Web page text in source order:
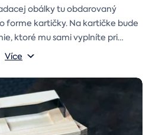
obálky tu obdarovaný
forme kartičky. Na kartičke bude
ktoré mu sami vyplníte pri
Více